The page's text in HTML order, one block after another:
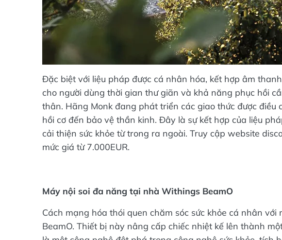
Đặc biệt với liệu pháp được cá nhân hóa, kết hợp âm
cho người dùng thời gian thư giãn và khả năng phục hồi
thân. Hãng Monk đang phát triển các giao thức được điều
hồi cơ đến bảo vệ thần kinh. Đây là sự kết hợp của liệu
cải thiện sức khỏe từ trong ra ngoài. Truy cập website
mức giá từ 7.000EUR.
Máy nội soi đa năng tại nhà Withings BeamO
Cách mạng hóa thói quen chăm sóc sức khỏe cá nhân
BeamO. Thiết bị này nâng cấp chiếc nhiệt kế lên thành